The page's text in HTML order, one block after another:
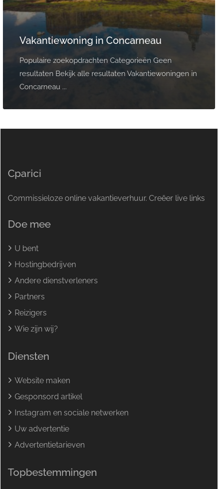
Vakantiewoning in Concarneau
Populaire zoekopdrachten Categorieën Geen
resultaten Bekijk alle resultaten Vakantiewoningen in
Concarneau ...
Cparici
Commissieloze online vakantieverhuur. Creëer live links
Doe mee
U bent
Hostingbedrijven
Andere dienstverleners
Partners
Reizigers
Wie zijn wij?
Diensten
Website maken
Gesponsord artikel
Instagram en sociale netwerken
Uw advertentie
Advertentietarieven
Topbestemmingen